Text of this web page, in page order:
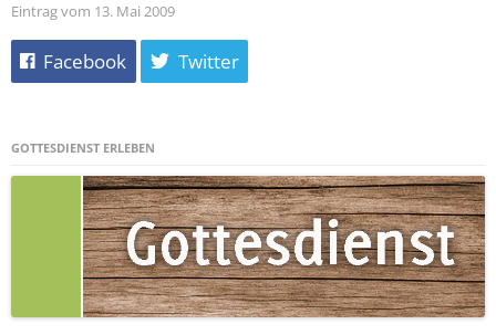
Eintrag vom 13. Mai 2009
Facebook Twitter
GOTTESDIENST ERLEBEN